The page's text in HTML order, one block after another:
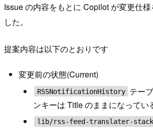
Issue の内容をもとに Copilot が変更仕
した。
提案内容は以下のとおりです
変更前の状態(Current)
RSSNotificationHistory テー
ンキーは Title のままになってい
lib/rss-feed-translater-